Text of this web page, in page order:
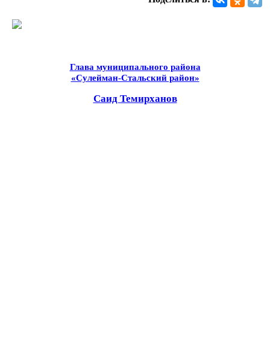
Глава муниципального района
«Сулейман-Стальский район»
Саид Темирханов